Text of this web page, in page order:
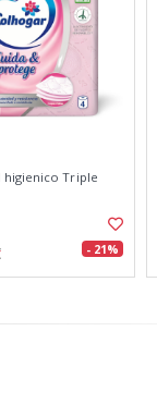
higienico Triple
- 21%